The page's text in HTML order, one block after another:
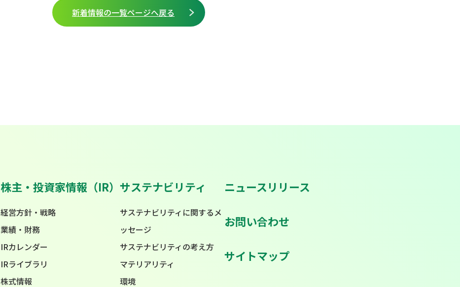
新着情報の一覧ページへ戻る
株主・投資家情報（IR）
経営方針・戦略
業績・財務
IRカレンダー
IRライブラリ
株式情報
サステナビリティ
サステナビリティに関するメ
ッセージ
サステナビリティの考え方
マテリアリティ
環境
ニュースリリース
お問い合わせ
サイトマップ